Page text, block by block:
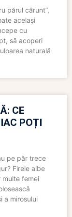
părul cărunt”,
același
cu
să acoperi
naturală
CE
POȚI
pe păr trece
Firele albe
multe femei
a mirosului